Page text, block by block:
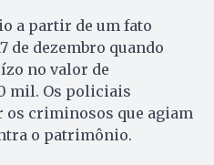
a partir de um fato
de dezembro quando
no valor de
mil. Os policiais
criminosos que agiam
o patrimônio.